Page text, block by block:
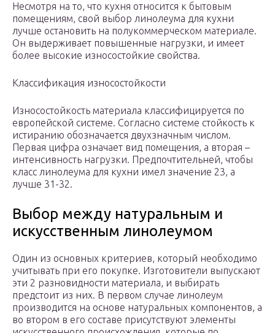
Несмотря на то, что кухня относится к бытовым
помещениям, свой выбор линолеума для кухни
лучше остановить на полукоммерческом материале.
Он выдерживает повышенные нагрузки, и имеет
более высокие износостойкие свойства.
Классификация износостойкости
Износостойкость материала классифицируется по
европейской системе. Согласно системе стойкость к
истиранию обозначается двухзначным числом.
Первая цифра означает вид помещения, а вторая –
интенсивность нагрузки. Предпочтительней, чтобы
класс линолеума для кухни имел значение 23, а
лучше 31-32.
Выбор между натуральным и
искусственным линолеумом
Один из основных критериев, который необходимо
учитывать при его покупке. Изготовители выпускают
эти 2 разновидности материала, и выбирать
предстоит из них. В первом случае линолеум
производится на основе натуральных компонентов, а
во втором в его составе присутствуют элементы